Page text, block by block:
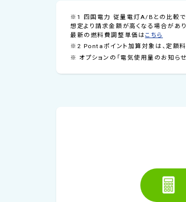
※1 四国電力 従量電灯A/Bとの比較で
想定より請求金額が高くなる場合があり
最新の燃料費調整単価は こちら
※2 Pontaポイント加算対象は、定額料
※ オプションの「電気使用量のお知らせ